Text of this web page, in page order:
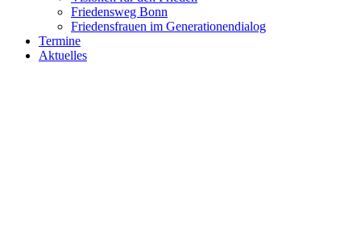
Friedensweg Bonn
Friedensfrauen im Generationendialog
Termine
Aktuelles